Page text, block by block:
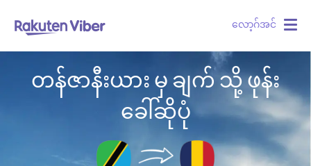
လော့ဂ်အင်
တန်ဇာနီးယား မှ ချက် သို့ ဖုန်း
ခေါ်ဆိုပုံ